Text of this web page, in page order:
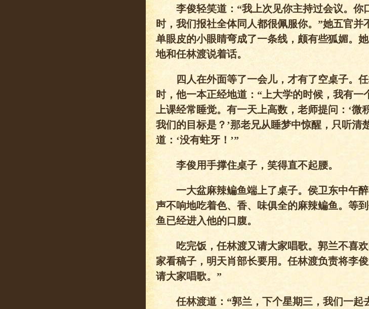
李俊轻笑道：“我上次见你主持过会议。你
时，我们报社全体同人都很佩服你。”她五官
单眼皮的小眼睛弯成了一条线，颇有些狐媚。
地和任林渡说着话。
四人在外面等了一会儿，才有了空桌子。任
时，他一本正经地道：“上大学的时候，我有
上课经常睡觉。有一天上高数，老师提问：‘微
我们的目标是？’那老兄从睡梦中惊醒，只听清
道：‘没有蛀牙！’”
李俊用手撑住桌子，笑得直不起腰。
一大盆麻辣鳊鱼端上了桌子。侯卫东中午醉
声不响地吃着色、香、味俱全的麻辣鳊鱼。等
鱼已经进入他的口腹。
吃完饭，任林渡又请大家唱歌。郭兰不喜欢
家看稿子，明天肖部长要用。任林渡负责将李
请大家唱歌。”
任林渡道：“郭兰，下个星期三，我们一起